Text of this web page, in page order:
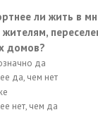
ли жить в
домов?
да
да, чем нет
нет, чем да